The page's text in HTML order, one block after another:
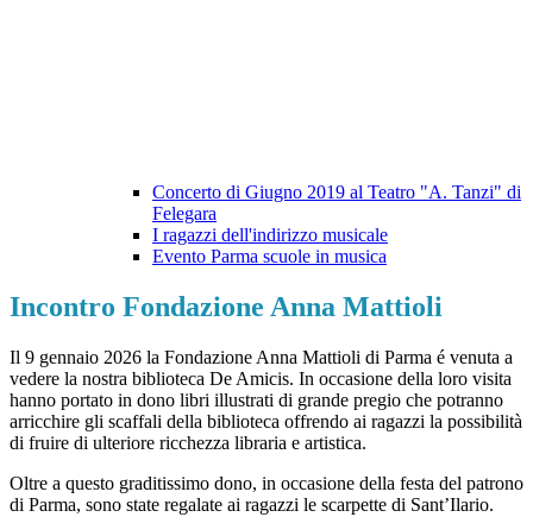
Concerto di Giugno 2019 al Teatro "A. Tanzi" di
Felegara
I ragazzi dell'indirizzo musicale
Evento Parma scuole in musica
Incontro Fondazione Anna Mattioli
Il 9 gennaio 2026 la Fondazione Anna Mattioli di Parma é venuta a
vedere la nostra biblioteca De Amicis. In occasione della loro visita
hanno portato in dono libri illustrati di grande pregio che potranno
arricchire gli scaffali della biblioteca offrendo ai ragazzi la possibilità
di fruire di ulteriore ricchezza libraria e artistica.
Oltre a questo graditissimo dono, in occasione della festa del patrono
di Parma, sono state regalate ai ragazzi le scarpette di Sant’Ilario.